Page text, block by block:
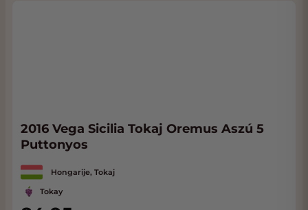
2016 Vega Sicilia Tokaj Oremus Aszú 5
Puttonyos
Hongarije, Tokaj
Tokay